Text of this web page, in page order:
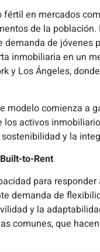
en mercados
de la
demanda de jóvenes
inmobiliaria en un
y Los Ángeles,
modelo comienza a
activos
y la
to-Rent
para
demanda de
y la
comunes, que